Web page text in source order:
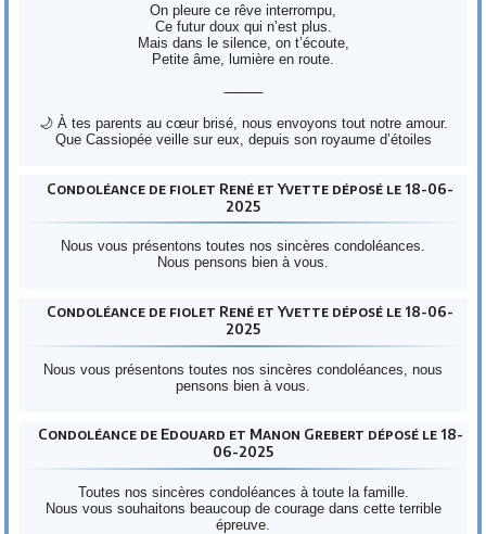
On pleure ce rêve interrompu,
Ce futur doux qui n’est plus.
Mais dans le silence, on t’écoute,
Petite âme, lumière en route.
⸻
🌙 À tes parents au cœur brisé, nous envoyons tout notre amour.
Que Cassiopée veille sur eux, depuis son royaume d’étoiles
Condoléance de fiolet René et Yvette déposé le 18-06-
2025
Nous vous présentons toutes nos sincères condoléances.
Nous pensons bien à vous.
Condoléance de fiolet René et Yvette déposé le 18-06-
2025
Nous vous présentons toutes nos sincères condoléances, nous
pensons bien à vous.
Condoléance de Edouard et Manon Grebert déposé le 18-
06-2025
Toutes nos sincères condoléances à toute la famille.
Nous vous souhaitons beaucoup de courage dans cette terrible
épreuve.